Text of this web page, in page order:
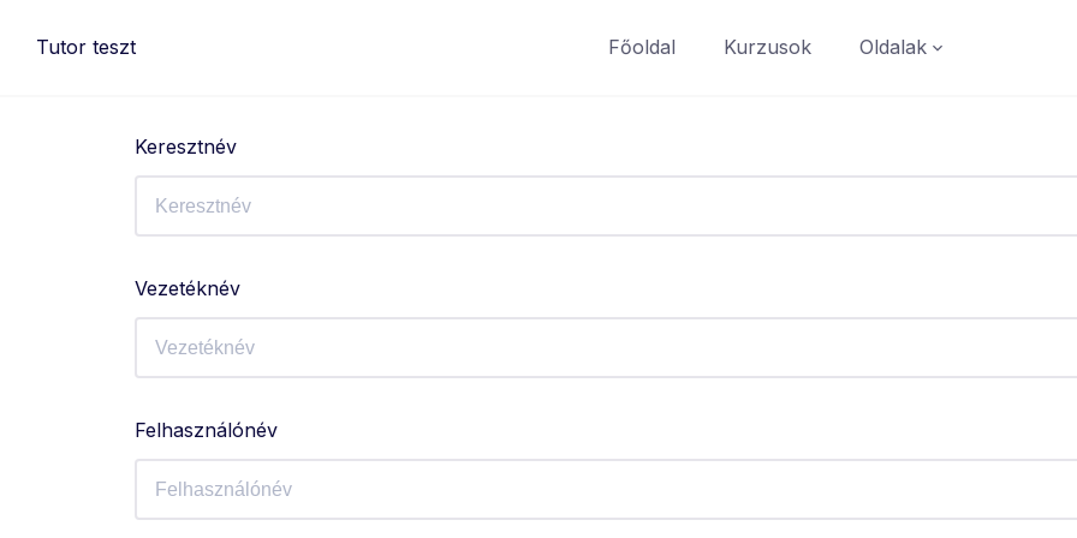
Tutor teszt Főoldal Kurzusok Oldalak
Keresztnév
Vezetéknév
Felhasználónév